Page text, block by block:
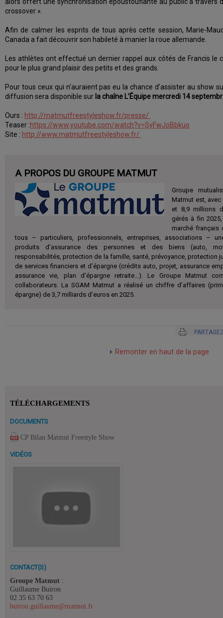
alors offert une synchronisation époustouflante au public à travers
crossover ».
Afin de calmer les esprits de tous après cette session, Marie-
Canada a fait découvrir son habileté à manier la roue allemande.
Les athlètes ont effectué un dernier rappel aux côtés de Francis le
pour le plus grand plaisir des petits et des grands.
Pour tous ceux qui n’auraient pas eu la chance d’assister au show
diffusion sera disponible sur la chaîne L’Équipe mercredi 14
Ours : http://matmutfreestyleshow.fr/presse/
Teaser :https://www.youtube.com/watch?v=SyFwJoBbkuo
Site : http://www.matmutfreestyleshow.fr/
A PROPOS DU GROUPE MATMUT
Groupe
Matmut est,
et 8,9 millions
gérés à fin
marché français
tous – particuliers, professionnels, entreprises, associations –
produits d’assurance des personnes et des biens (auto,
responsabilités, protection de la famille, santé, prévoyance, protection
de services financiers et d’épargne (crédits auto, projet, assurance
assurance vie, plan d’épargne retraite…). Le Groupe Matmut
collaborateurs. La SGAM Matmut a réalisé un chiffre d’affaires
épargne) de 3,7 milliards d’euros en 2025.
Remonter en haut de la page
TÉLÉCHARGEMENTS
DOCUMENTS
CP Bilan Matmut Freestyle Show
VIDÉOS
CONTACT(S)
Groupe Matmut :
Guillaume Buiron
02 35 63 70 63
buiron.guillaume@matmut.fr